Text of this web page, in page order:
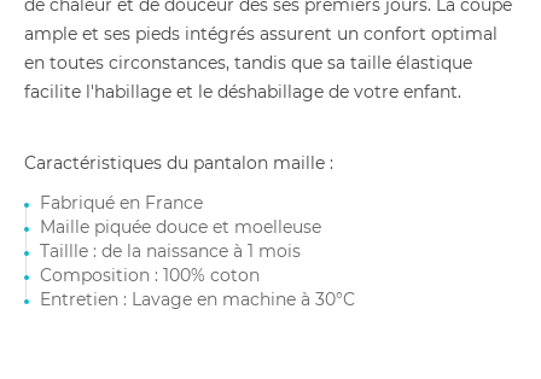
de chaleur et de douceur dès ses premiers jours. La coupe
ample et ses pieds intégrés assurent un confort optimal
en toutes circonstances, tandis que sa taille élastique
facilite l'habillage et le déshabillage de votre enfant.
Caractéristiques du pantalon maille :
Fabriqué en France
Maille piquée douce et moelleuse
Taillle : de la naissance à 1 mois
Composition : 100% coton
Entretien : Lavage en machine à 30°C